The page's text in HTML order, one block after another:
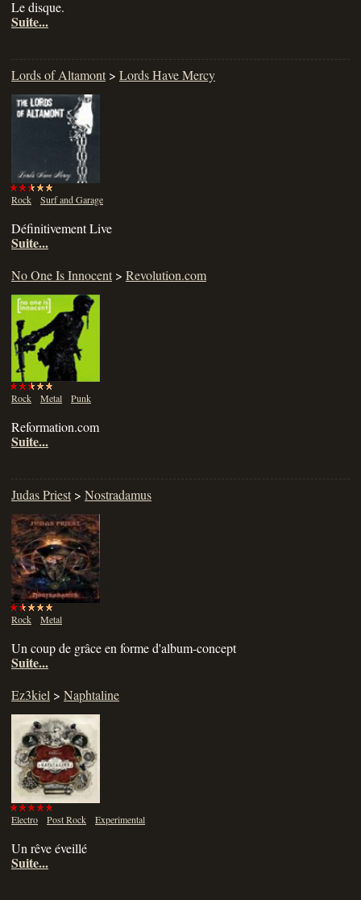
Le disque.
Suite...
Lords of Altamont > Lords Have Mercy
Rock Surf and Garage
Définitivement Live
Suite...
No One Is Innocent > Revolution.com
Rock Metal Punk
Reformation.com
Suite...
Judas Priest > Nostradamus
Rock Metal
Un coup de grâce en forme d'album-concept
Suite...
Ez3kiel > Naphtaline
Electro Post Rock Experimental
Un rêve éveillé
Suite...